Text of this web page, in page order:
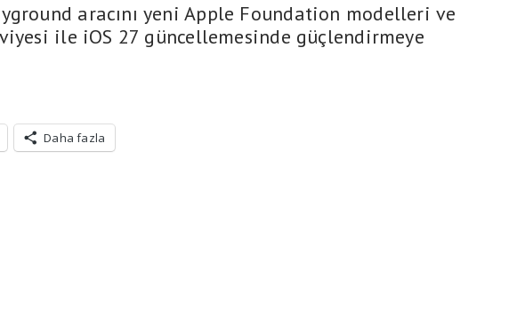
aracını yeni Apple Foundation modelleri ve
ile iOS 27 güncellemesinde güçlendirmeye
Daha fazla